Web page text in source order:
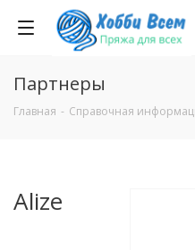
Партнеры
Главная - Справочная
Alize